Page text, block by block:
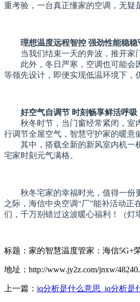
重考验，一台真正懂家的空调，无疑
理想温度远程智控 强劲性能稳稳
当我们结束一天的奔波，推开家
此外，冬日严寒，空调也可能会
等领先设计，即便实现低温环境下，
好空气自调节 时刻畅享鲜活呼吸
秋冬时节，当门窗经常紧闭，室
行调节全屋空气，智慧守护家的暖意
其中，搭载全新的新风室内机一
宅家时刻元气满格。
秋冬宅家的幸福时光，值得一份
之际，海信中央空调“厂”能补活动正
们，千万别错过这波暖心福利！（
标题：家的智慧温度管家：海信5G+
地址：http://www.jy2z.com/jnxw/
上一篇： iq分析是什么意思_iq分析是